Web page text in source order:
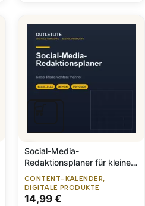
Social-Media-
Redaktionsplaner für kleine
EN)
CONTENT-KALENDER,
DIGITALE PRODUKTE
14,99 €